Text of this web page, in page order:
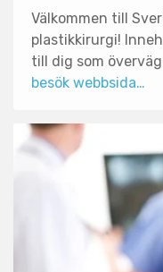
Välkommen till
plastikkirurgi!
till dig som
besök webbsida…